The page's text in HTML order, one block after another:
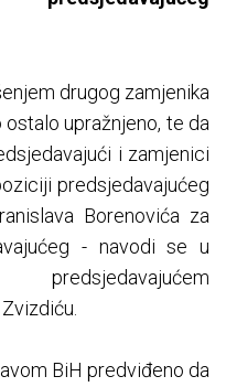
drugog zamjenika
upražnjeno, te da
i zamjenici
predsjedavajućeg
Borenovića za
- navodi se u
BiH predviđeno da